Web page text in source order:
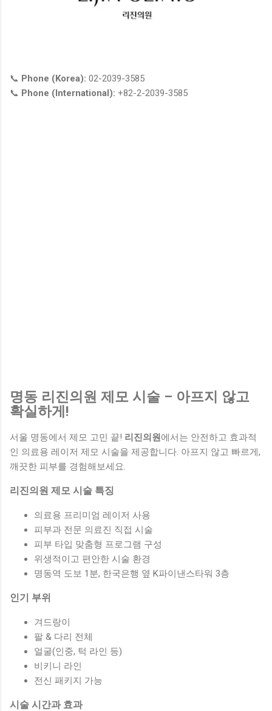
📞 Phone (Korea): 02-2039-3585
📞 Phone (International): +82-2-2039-3585
명동 리진의원 제모 시술 – 아프지 않고
확실하게!
서울 명동에서 제모 고민 끝! 리진의원에서는 안전하고 효과적
인 의료용 레이저 제모 시술을 제공합니다. 아프지 않고 빠르게,
깨끗한 피부를 경험해보세요.
리진의원 제모 시술 특징
의료용 프리미엄 레이저 사용
피부과 전문 의료진 직접 시술
피부 타입 맞춤형 프로그램 구성
위생적이고 편안한 시술 환경
명동역 도보 1분, 한국은행 옆 K파이낸스타워 3층
인기 부위
겨드랑이
팔 & 다리 전체
얼굴(인중, 턱 라인 등)
비키니 라인
전신 패키지 가능
시술 시간과 효과